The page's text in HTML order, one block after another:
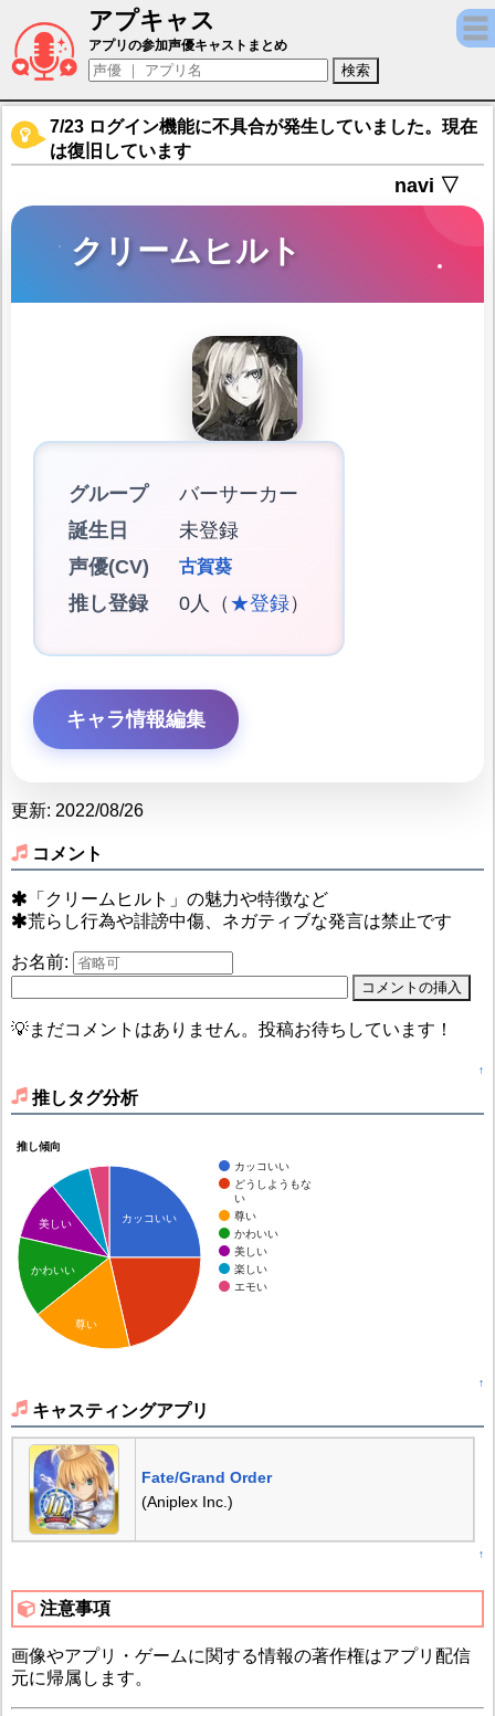
アプキャス
クリームヒルト（声優：古賀葵)【Fate/
アプリの参加声優キャストまとめ
7/23 ログイン機能に不具合が発生していました。現在
は復旧しています
navi ▽
クリームヒルト
グループ
バーサーカー
誕生日
未登録
声優(CV)
古賀葵
推し登録 0人（ ★登録）
キャラ情報編集
更新: 2022/08/26
コメント
「クリームヒルト」の魅力や特徴など
荒らし行為や誹謗中傷、ネガティブな発言は禁止です
お名前:
💡まだコメントはありません。投稿お待ちしています！
↑
推しタグ分析
推し傾向
カッコいい
どうしようもな
い
尊い
かわいい
美しい
楽しい
エモい
カッコいい
美しい
かわいい
尊い
↑
キャスティングアプリ
Fate/Grand Order
(Aniplex Inc.)
↑
注意事項
画像やアプリ・ゲームに関する情報の著作権はアプリ配信
元に帰属します。